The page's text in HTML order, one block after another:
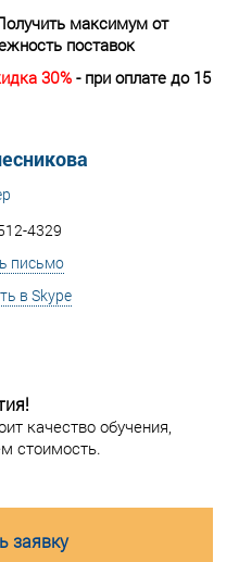
максимум от
поставок
30% - при оплате до 15
4329
письмо
в Skype
качество обучения,
стоимость.
заявку